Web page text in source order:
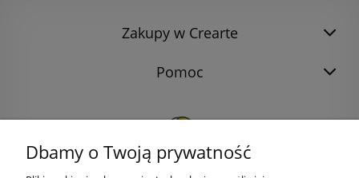
Zakupy w Crearte
Pomoc
Dbamy o Twoją prywatność